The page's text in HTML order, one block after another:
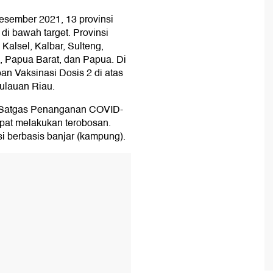
2021, 13 provinsi
bawah target. Provinsi
Kalbar, Sulteng,
Barat, dan Papua. Di
Vaksinasi Dosis 2 di atas
Riau.
Penanganan COVID-
melakukan terobosan.
berbasis banjar (kampung).